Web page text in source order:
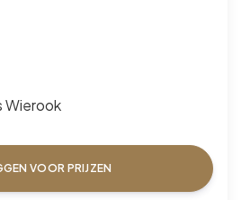
Wierook
VOOR PRIJZEN